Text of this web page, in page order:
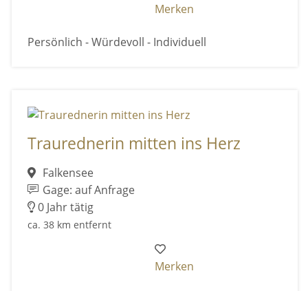
Merken
Persönlich - Würdevoll - Individuell
Traurednerin mitten ins Herz
Falkensee
Gage: auf Anfrage
0 Jahr tätig
ca. 38 km entfernt
Merken